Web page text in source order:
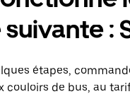
:
étapes,
couloirs de bus, au